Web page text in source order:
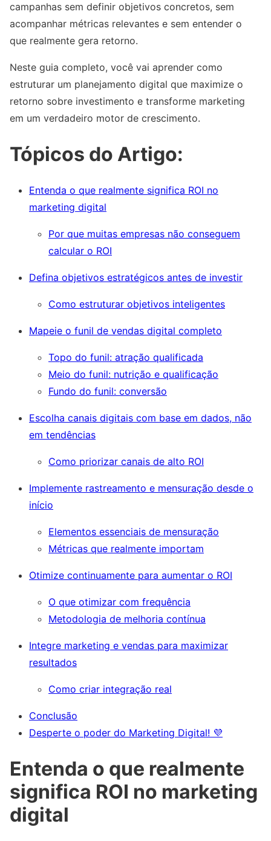
campanhas sem definir objetivos concretos, sem
acompanhar métricas relevantes e sem entender o
que realmente gera retorno.
Neste guia completo, você vai aprender como
estruturar um planejamento digital que maximize o
retorno sobre investimento e transforme marketing
em um verdadeiro motor de crescimento.
Tópicos do Artigo:
Entenda o que realmente significa ROI no
marketing digital
Por que muitas empresas não conseguem
calcular o ROI
Defina objetivos estratégicos antes de investir
Como estruturar objetivos inteligentes
Mapeie o funil de vendas digital completo
Topo do funil: atração qualificada
Meio do funil: nutrição e qualificação
Fundo do funil: conversão
Escolha canais digitais com base em dados, não
em tendências
Como priorizar canais de alto ROI
Implemente rastreamento e mensuração desde o
início
Elementos essenciais de mensuração
Métricas que realmente importam
Otimize continuamente para aumentar o ROI
O que otimizar com frequência
Metodologia de melhoria contínua
Integre marketing e vendas para maximizar
resultados
Como criar integração real
Conclusão
Desperte o poder do Marketing Digital! 💜
Entenda o que realmente
significa ROI no marketing
digital